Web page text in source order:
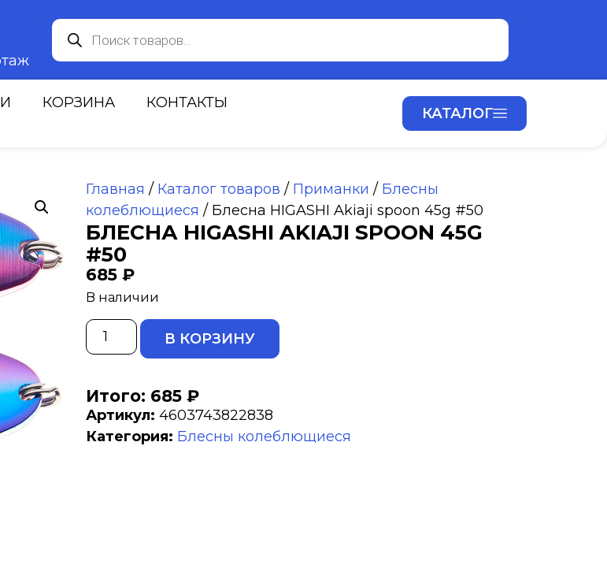
КОРЗИНА
КОНТАКТЫ
КАТАЛОГ
Главная / Каталог товаров / Приманки / Блесны
колеблющиеся / Блесна HIGASHI Akiaji spoon 45g #50
БЛЕСНА HIGASHI AKIAJI SPOON 45G
#50
685 ₽
В наличии
В КОРЗИНУ
Итого: 685 ₽
Артикул: 4603743822838
Категория: Блесны колеблющиеся